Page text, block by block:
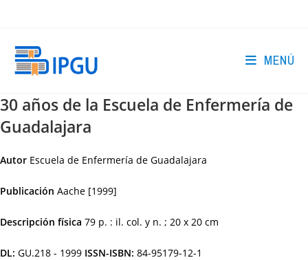
MENÚ
30 años de la Escuela de Enfermería de
Guadalajara
Autor Escuela de Enfermería de Guadalajara
Publicación Aache [1999]
Descripción física 79 p. : il. col. y n. ; 20 x 20 cm
DL: GU.218 - 1999 ISSN-ISBN: 84-95179-12-1